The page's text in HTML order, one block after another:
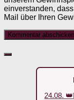
einverstanden,
Mail über Ihren
24.08.